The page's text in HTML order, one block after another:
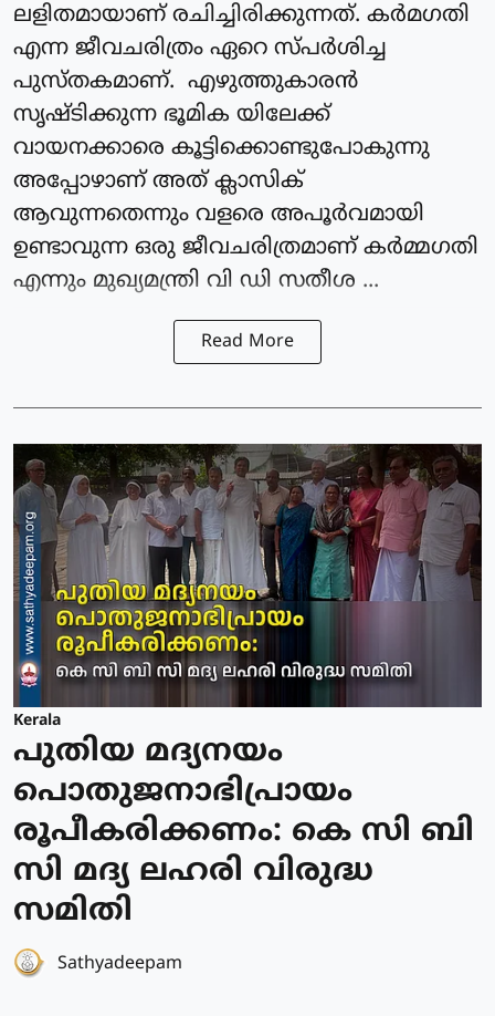
ലളിതമായാണ് രചിച്ചിരിക്കുന്നത്. കർമഗതി
എന്ന ജീവചരിത്രം ഏറെ സ്പർശിച്ച
പുസ്തകമാണ്. എഴുത്തുകാരൻ
സൃഷ്ടിക്കുന്ന ഭൂമിക യിലേക്ക്
വായനക്കാരെ കൂട്ടിക്കൊണ്ടുപോകുന്നു
അപ്പോഴാണ് അത് ക്ലാസിക്
ആവുന്നതെന്നും വളരെ അപൂർവമായി
ഉണ്ടാവുന്ന ഒരു ജീവചരിത്രമാണ് കർമ്മഗതി
എന്നും മുഖ്യമന്ത്രി വി ഡി സതീശ ...
Read More
Kerala
പുതിയ മദ്യനയം
പൊതുജനാഭിപ്രായം
രൂപീകരിക്കണം: കെ സി ബി
സി മദ്യ ലഹരി വിരുദ്ധ
സമിതി
Sathyadeepam